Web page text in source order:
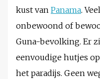
kust van Panama.
onbewoond of
Guna-bevolking. Er
eenvoudige hutjes
het paradijs. Geen